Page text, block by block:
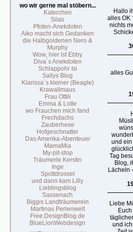
wo wir gerne mal stöbern...
Katerchen
Silas
Pfoten-Anekdoten
Aiko macht sich Gedanken
die Halbgoldenen Nero &
Murphy
Wow, hier ist Ebby
Diva`s Anekdoten
Schlappohr Isi
Sallys Blog
Klarissa`s kleiner (Beagle)
Krawallmaus
Frau Ottili
Emma & Lotte
wo Frauchen mich fand
Frechdachs
Zauberhexe
Hofgeschnatter
Das Amerika-Abenteuer
MamaMia
My-pit-stop
Träumerle Kerstin
Inge
Spottdrossel
und dann kam Lilly
Lieblingsblog
Sassenach
Biggis Landträumerein
Martinas Perlenwelt
Free.DesignBlog.de
BlueLionWebdesign
Hallo
alles OK
nichts
alles
und
Tag
Blog,
Lächeln
Liebe
und